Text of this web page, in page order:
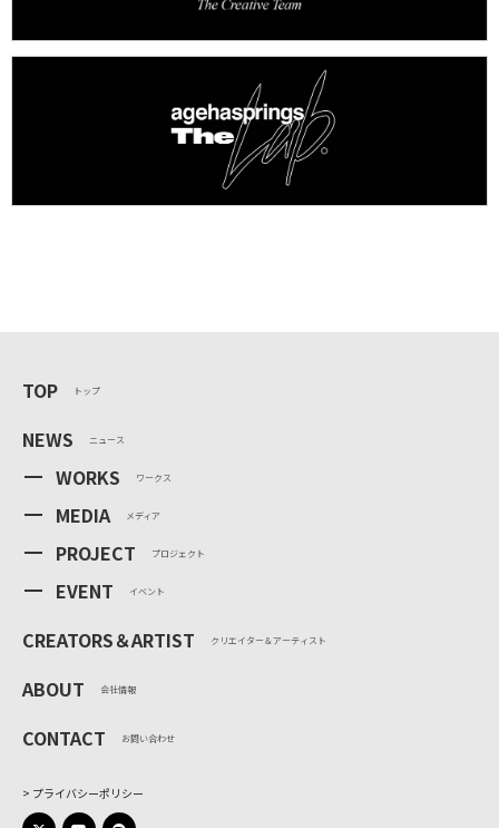
TOP トップ
NEWS ニュース
WORKS ワークス
MEDIA メディア
PROJECT プロジェクト
EVENT イベント
CREATORS＆ARTIST クリエイター＆アーティスト
ABOUT 会社情報
CONTACT お問い合わせ
プライバシーポリシー